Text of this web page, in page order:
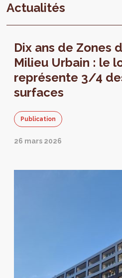
Actualités
Dix ans de Zones
Milieu Urbain : le
représente 3/4
surfaces
Publication
26 mars 2026